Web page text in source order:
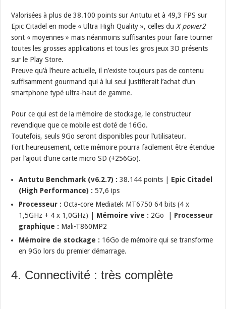
Valorisées à plus de 38.100 points sur Antutu et à 49,3 FPS sur
Epic Citadel en mode « Ultra High Quality », celles du X power2
sont « moyennes » mais néanmoins suffisantes pour faire tourner
toutes les grosses applications et tous les gros jeux 3D présents
sur le Play Store.
Preuve qu’à l’heure actuelle, il n’existe toujours pas de contenu
suffisamment gourmand qui à lui seul justifierait l’achat d’un
smartphone typé ultra-haut de gamme.
Pour ce qui est de la mémoire de stockage, le constructeur
revendique que ce mobile est doté de 16Go.
Toutefois, seuls 9Go seront disponibles pour l’utilisateur.
Fort heureusement, cette mémoire pourra facilement être étendue
par l’ajout d’une carte micro SD (+256Go).
Antutu Benchmark (v6.2.7) : 38.144 points | Epic Citadel
(High Performance) : 57,6 ips
Processeur : Octa-core Mediatek MT6750 64 bits (4 x
1,5GHz + 4 x 1,0GHz) | Mémoire vive : 2Go | Processeur
graphique : Mali-T860MP2
Mémoire de stockage : 16Go de mémoire qui se transforme
en 9Go lors du premier démarrage.
4. Connectivité : très complète